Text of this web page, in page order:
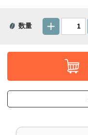
数量